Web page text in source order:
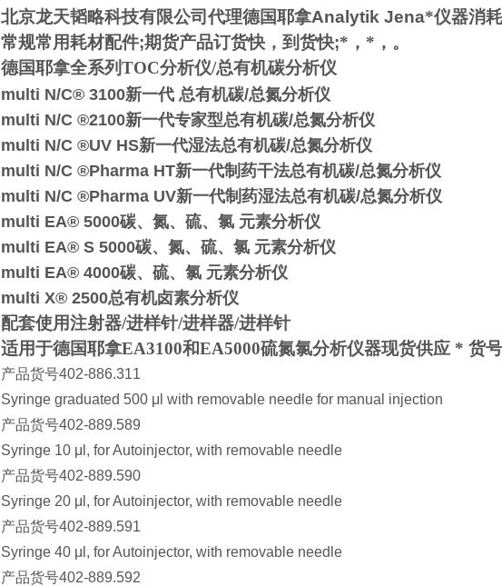
北京龙天韬略科技有限公司代理德国耶拿Analytik Jena*仪器消
常规常用耗材配件;期货产品订货快，到货快;*，*， 。
德国耶拿全系列TOC分析仪/总有机碳分析仪
multi N/C® 3100新一代 总有机碳/总氮分析仪
multi N/C ®2100新一代专家型总有机碳/总氮分析仪
multi N/C ®UV HS新一代湿法总有机碳/总氮分析仪
multi N/C ®Pharma HT新一代制药干法总有机碳/总氮分析仪
multi N/C ®Pharma UV新一代制药湿法总有机碳/总氮分析仪
multi EA® 5000碳、氮、硫、氯 元素分析仪
multi EA® S 5000碳、氮、硫、氯 元素分析仪
multi EA® 4000碳、硫、氯 元素分析仪
multi X® 2500总有机卤素分析仪
配套使用注射器/进样针/进样器/进样针
适用于德国耶拿EA3100和EA5000硫氮氯分析仪器现货供应 * 货
产品货号402-886.311
Syringe graduated 500 μl with removable needle for manual injection
产品货号402-889.589
Syringe 10 μl, for Autoinjector, with removable needle
产品货号402-889.590
Syringe 20 μl, for Autoinjector, with removable needle
产品货号402-889.591
Syringe 40 μl, for Autoinjector, with removable needle
产品货号402-889.592